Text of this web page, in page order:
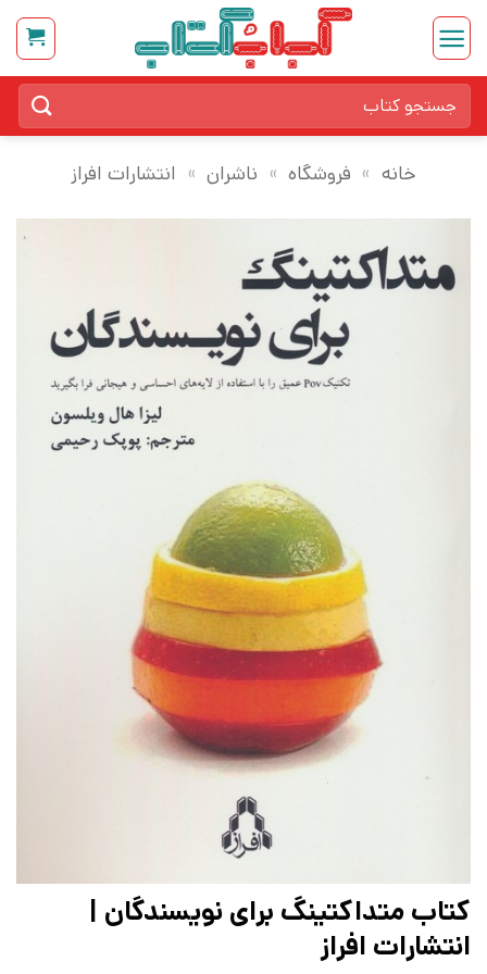
Skip
content
برای:
خانه » فروشگاه » ناشران » انتشارات افراز
کتاب متداکتینگ برای نویسندگان |
انتشارات افراز